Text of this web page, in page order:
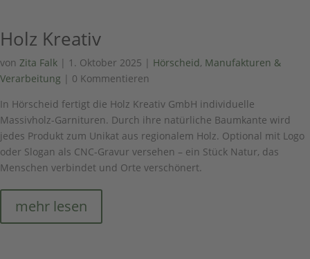
Holz Kreativ
von Zita Falk | 1. Oktober 2025 | Hörscheid, Manufakturen &
Verarbeitung | 0 Kommentieren
In Hörscheid fertigt die Holz Kreativ GmbH individuelle
Massivholz-Garnituren. Durch ihre natürliche Baumkante wird
jedes Produkt zum Unikat aus regionalem Holz. Optional mit Logo
oder Slogan als CNC-Gravur versehen – ein Stück Natur, das
Menschen verbindet und Orte verschönert.
mehr lesen